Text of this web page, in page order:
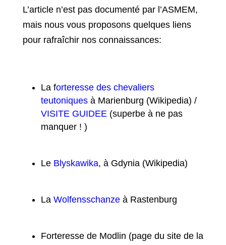
L’article n’est pas documenté par l’ASMEM,
mais nous vous proposons quelques liens
pour rafraîchir nos connaissances:
La forteresse des chevaliers
teutoniquesà Marienburg (Wikipedia) /
VISITE GUIDEE(superbe à ne pas
manquer ! )
Le Blyskawika, à Gdynia (Wikipedia)
La Wolfensschanzeà Rastenburg
Forteresse de Modlin (page du site de la